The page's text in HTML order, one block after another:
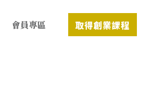
會員專區 取得創業課程